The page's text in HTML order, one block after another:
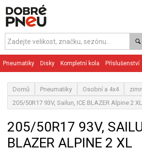
Pneumatiky Disky Kompletní kola Příslušenství
Domů Pneumatiky Osobní a 4x4
205/50R17 93V, Sailun, ICE BLAZER Alpine 2 XL
205/50R17 93V,
BLAZER ALPINE 2 XL